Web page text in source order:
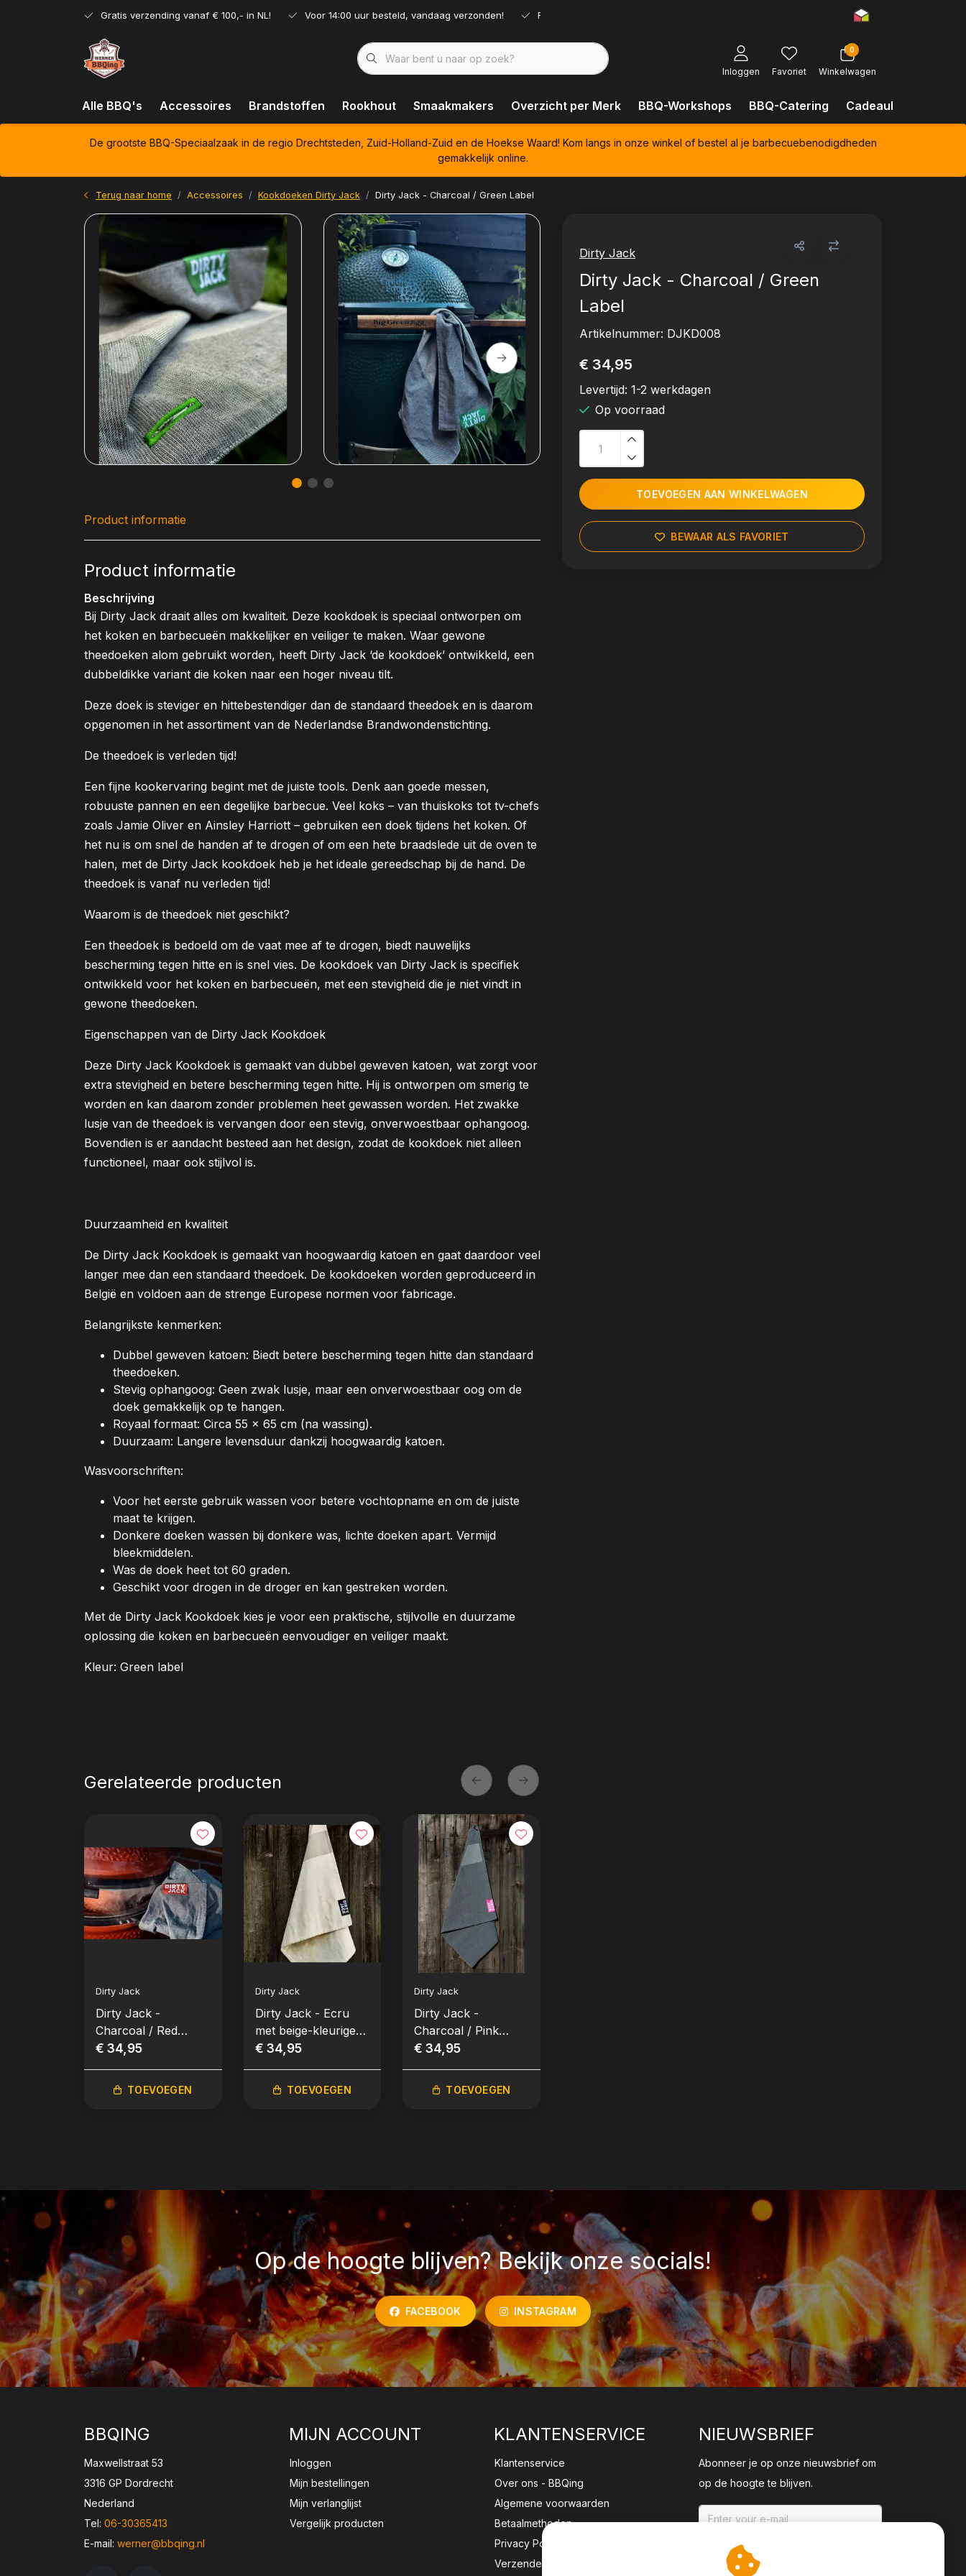
Gratis verzending vanaf € 100,- in NL! Voor 14:00 uur besteld, vandaag verzonden! Ruim assortiment!
Inloggen Favoriet
0
Winkelwagen
Alle BBQ's Accessoires Brandstoffen Rookhout Smaakmakers Overzicht per Merk BBQ-Workshops BBQ-Catering Cadeaubonnen
De grootste BBQ-Speciaalzaak in de regio Drechtsteden, Zuid-Holland-Zuid en de Hoekse Waard! Kom langs in onze winkel of bestel al je barbecuebenodigdheden
gemakkelijk online.
Terug naar home Accessoires Kookdoeken Dirty Jack Dirty Jack - Charcoal / Green Label
Dirty Jack
Dirty Jack - Charcoal / Green
Label
Artikelnummer: DJKD008
€ 34,95
Levertijd: 1-2 werkdagen
Op voorraad
TOEVOEGEN AAN WINKELWAGEN
BEWAAR ALS FAVORIET
Product informatie
Product informatie
Beschrijving
Bij Dirty Jack draait alles om kwaliteit. Deze kookdoek is speciaal ontworpen om
het koken en barbecueën makkelijker en veiliger te maken. Waar gewone
theedoeken alom gebruikt worden, heeft Dirty Jack ‘de kookdoek’ ontwikkeld, een
dubbeldikke variant die koken naar een hoger niveau tilt.
Deze doek is steviger en hittebestendiger dan de standaard theedoek en is daarom
opgenomen in het assortiment van de Nederlandse Brandwondenstichting.
De theedoek is verleden tijd!
Een fijne kookervaring begint met de juiste tools. Denk aan goede messen,
robuuste pannen en een degelijke barbecue. Veel koks – van thuiskoks tot tv-chefs
zoals Jamie Oliver en Ainsley Harriott – gebruiken een doek tijdens het koken. Of
het nu is om snel de handen af te drogen of om een hete braadslede uit de oven te
halen, met de Dirty Jack kookdoek heb je het ideale gereedschap bij de hand. De
theedoek is vanaf nu verleden tijd!
Waarom is de theedoek niet geschikt?
Een theedoek is bedoeld om de vaat mee af te drogen, biedt nauwelijks
bescherming tegen hitte en is snel vies. De kookdoek van Dirty Jack is specifiek
ontwikkeld voor het koken en barbecueën, met een stevigheid die je niet vindt in
gewone theedoeken.
Eigenschappen van de Dirty Jack Kookdoek
Deze Dirty Jack Kookdoek is gemaakt van dubbel geweven katoen, wat zorgt voor
extra stevigheid en betere bescherming tegen hitte. Hij is ontworpen om smerig te
worden en kan daarom zonder problemen heet gewassen worden. Het zwakke
lusje van de theedoek is vervangen door een stevig, onverwoestbaar ophangoog.
Bovendien is er aandacht besteed aan het design, zodat de kookdoek niet alleen
functioneel, maar ook stijlvol is.
Duurzaamheid en kwaliteit
De Dirty Jack Kookdoek is gemaakt van hoogwaardig katoen en gaat daardoor veel
langer mee dan een standaard theedoek. De kookdoeken worden geproduceerd in
België en voldoen aan de strenge Europese normen voor fabricage.
Belangrijkste kenmerken:
Dubbel geweven katoen: Biedt betere bescherming tegen hitte dan standaard
theedoeken.
Stevig ophangoog: Geen zwak lusje, maar een onverwoestbaar oog om de
doek gemakkelijk op te hangen.
Royaal formaat: Circa 55 x 65 cm (na wassing).
Duurzaam: Langere levensduur dankzij hoogwaardig katoen.
Wasvoorschriften:
Voor het eerste gebruik wassen voor betere vochtopname en om de juiste
maat te krijgen.
Donkere doeken wassen bij donkere was, lichte doeken apart. Vermijd
bleekmiddelen.
Was de doek heet tot 60 graden.
Geschikt voor drogen in de droger en kan gestreken worden.
Met de Dirty Jack Kookdoek kies je voor een praktische, stijlvolle en duurzame
oplossing die koken en barbecueën eenvoudiger en veiliger maakt.
Kleur: Green label
Gerelateerde producten
Dirty Jack
Dirty Jack -
Charcoal / Red
Label
€ 34,95
TOEVOEGEN
Dirty Jack
Dirty Jack - Ecru
met beige-kleurige
baan
€ 34,95
TOEVOEGEN
Dirty Jack
Dirty Jack -
Charcoal / Pink
Label
€ 34,95
TOEVOEGEN
Op de hoogte blijven? Bekijk onze socials!
FACEBOOK INSTAGRAM
BBQING
Maxwellstraat 53
3316 GP Dordrecht
Nederland
Tel: 06-30365413
E-mail: werner@bbqing.nl
MIJN ACCOUNT
Inloggen
Mijn bestellingen
Mijn verlanglijst
Vergelijk producten
KLANTENSERVICE
Klantenservice
Over ons - BBQing
Algemene voorwaarden
Betaalmethoden
Privacy Policy
Verzenden & retourneren
NIEUWSBRIEF
Abonneer je op onze nieuwsbrief om
op de hoogte te blijven.
ABONNEER